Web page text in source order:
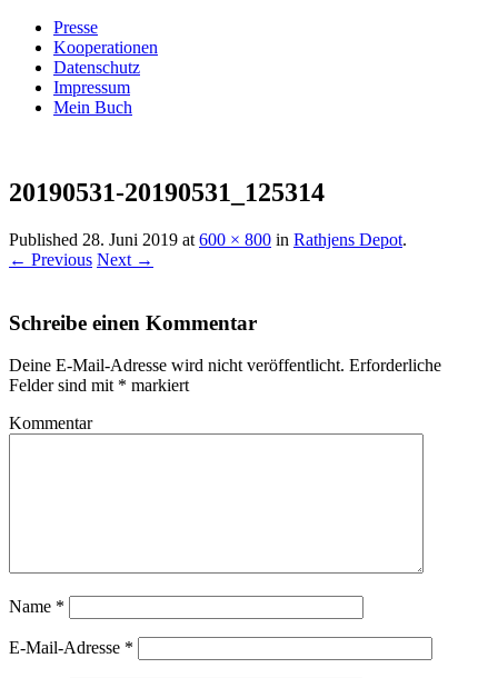
Presse
Kooperationen
Datenschutz
Impressum
Mein Buch
Villa König
20190531-20190531_125314
Published 28. Juni 2019 at 600 × 800 in Rathjens Depot.
← Previous Next →
Schreibe einen Kommentar
Deine E-Mail-Adresse wird nicht veröffentlicht. Erforderliche
Felder sind mit * markiert
Kommentar
Name *
E-Mail-Adresse *